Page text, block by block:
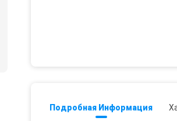
Подробная Информация